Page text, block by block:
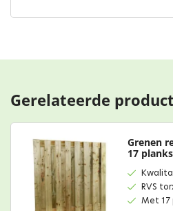
Gerelateerde
Grenen
17
RVS
Met 17